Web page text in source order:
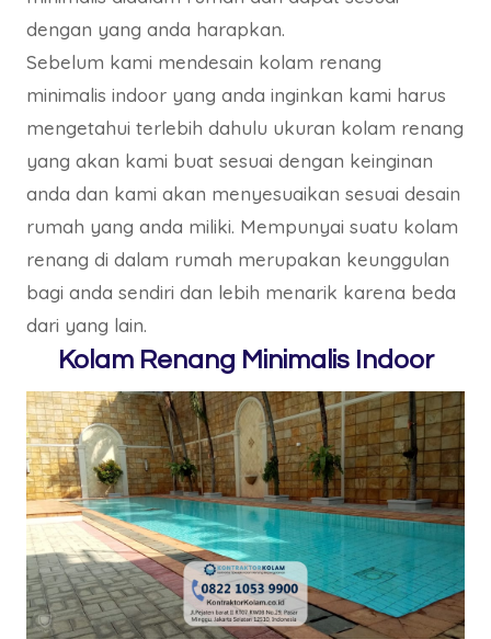
dengan yang anda harapkan.
Sebelum kami mendesain kolam renang
minimalis indoor yang anda inginkan kami harus
mengetahui terlebih dahulu ukuran kolam renang
yang akan kami buat sesuai dengan keinginan
anda dan kami akan menyesuaikan sesuai desain
rumah yang anda miliki. Mempunyai suatu kolam
renang di dalam rumah merupakan keunggulan
bagi anda sendiri dan lebih menarik karena beda
dari yang lain.
Kolam Renang Minimalis Indoor